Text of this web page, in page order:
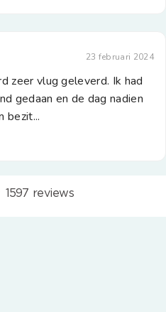
23 februari 2024
zeer vlug geleverd. Ik had
gedaan en de dag nadien
bezit...